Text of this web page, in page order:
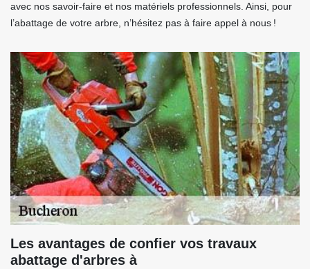
avec nos savoir-faire et nos matériels professionnels. Ainsi, pour
l’abattage de votre arbre, n’hésitez pas à faire appel à nous !
Les avantages de confier vos travaux
abattage d'arbres à